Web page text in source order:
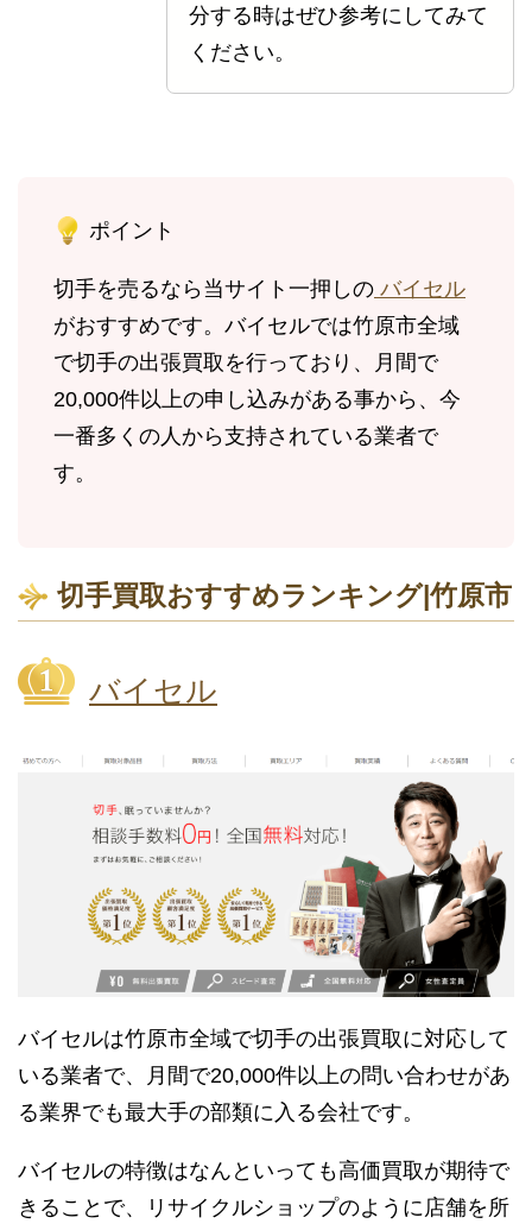
分する時はぜひ参考にしてみて
ください。
ポイント
切手を売るなら当サイト一押しの バイセル
がおすすめです。バイセルでは竹原市全域
で切手の出張買取を行っており、月間で
20,000件以上の申し込みがある事から、今
一番多くの人から支持されている業者で
す。
切手買取おすすめランキング|竹原市
バイセル
バイセルは竹原市全域で切手の出張買取に対応して
いる業者で、月間で20,000件以上の問い合わせがあ
る業界でも最大手の部類に入る会社です。
バイセルの特徴はなんといっても高価買取が期待で
きることで、リサイクルショップのように店舗を所